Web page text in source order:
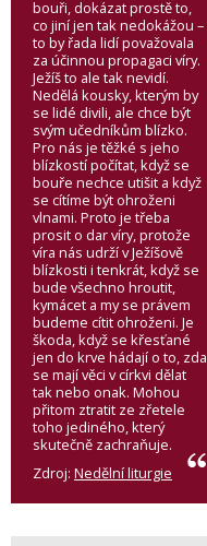
bouři, dokázat prostě to,
co jiní jen tak nedokážou –
to by řada lidí považovala
za účinnou propagaci víry.
Ježíš to ale tak nevidí.
Nedělá kousky, kterým by
se lidé divili, ale chce být
svým učedníkům blízko.
Pro nás je těžké s jeho
blízkostí počítat, když se
bouře nechce utišit a když
se cítíme být ohroženi
vlnami. Proto je třeba
prosit o dar víry, protože
víra nás udrží v Ježíšově
blízkosti i tenkrát, když se
bude všechno hroutit,
kymácet a my se právem
budeme cítit ohroženi. Je
škoda, když se křesťané
jen do krve hádají o to, zda
se mají věci v církvi dělat
tak nebo onak. Mohou
přitom ztratit ze zřetele
toho jediného, který
skutečně zachraňuje.
Zdroj: Nedělní liturgie